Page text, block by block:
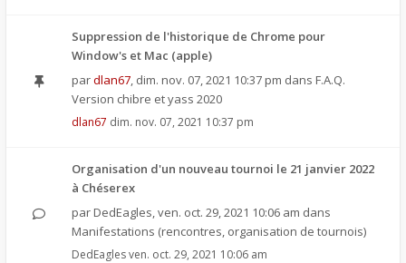
Suppression de l'historique de Chrome pour
Window's et Mac (apple)
pardlan67, dim. nov. 07, 2021 10:37 pm dans F.A.Q.
Version chibre et yass 2020
dlan67 dim. nov. 07, 2021 10:37 pm
Organisation d'un nouveau tournoi le 21 janvier 2022
à Chéserex
par DedEagles,ven. oct. 29, 2021 10:06 am dans
Manifestations (rencontres, organisation de tournois)
DedEaglesven. oct. 29, 2021 10:06 am